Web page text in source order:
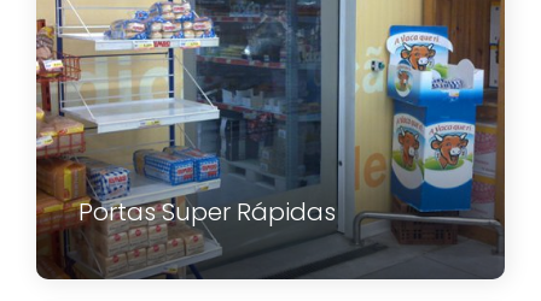
Portas Super Rápidas